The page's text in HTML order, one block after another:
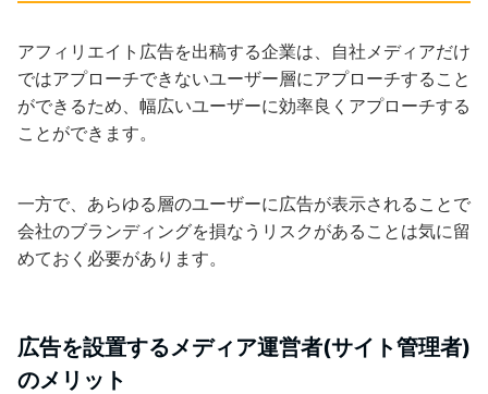
アフィリエイト広告を出稿する企業は、自社メディアだけ
ではアプローチできないユーザー層にアプローチすること
ができるため、幅広いユーザーに効率良くアプローチする
ことができます。
一方で、あらゆる層のユーザーに広告が表示されることで
会社のブランディングを損なうリスクがあることは気に留
めておく必要があります。
広告を設置するメディア運営者(サイト管理者)
のメリット